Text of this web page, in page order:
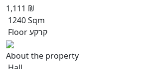
1,111 ₪
1240 Sqm
Floor קרקע
About the property